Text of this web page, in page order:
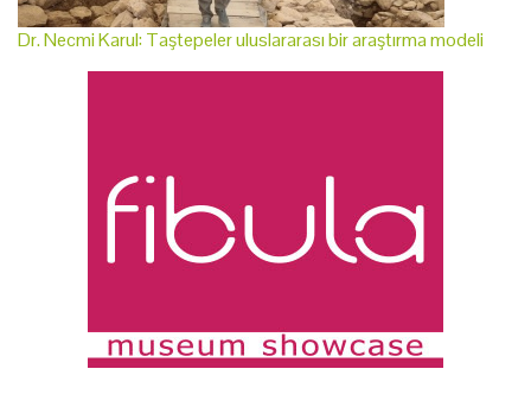
Dr. Necmi Karul: Taştepeler uluslararası bir araştırma modeli